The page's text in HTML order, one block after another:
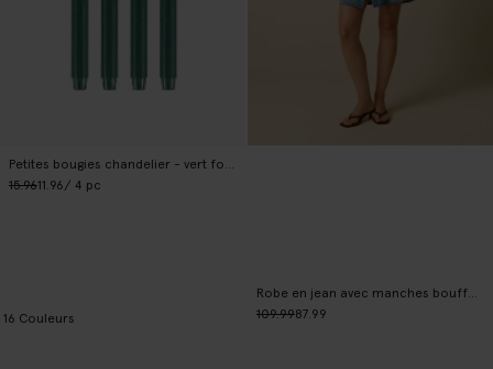
Petites bougies chandelier - vert foncé
15.9611.96/ 4 pc
16 Couleurs
Robe en jean avec manches bouffantes et marguerites brodées
109.9987.99